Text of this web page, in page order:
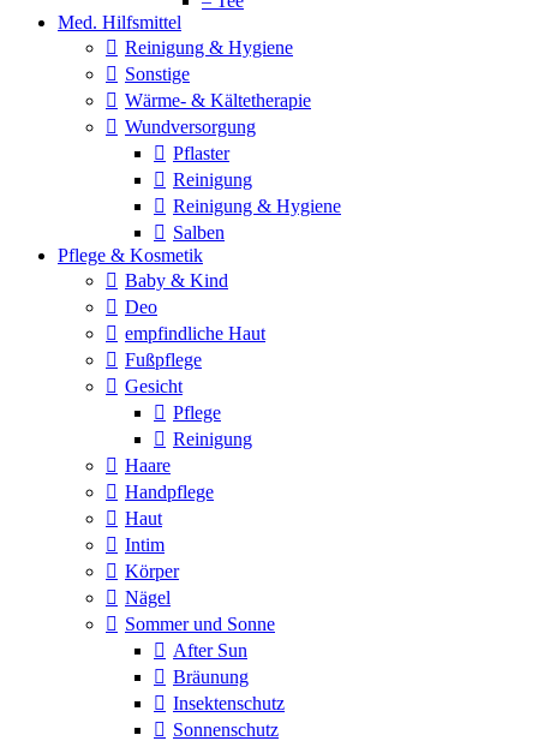
Med. Hilfsmittel
Reinigung & Hygiene
Sonstige
Wärme- & Kältetherapie
Wundversorgung
Pflaster
Reinigung
Reinigung & Hygiene
Salben
Pflege & Kosmetik
Baby & Kind
Deo
empfindliche Haut
Fußpflege
Gesicht
Pflege
Reinigung
Haare
Handpflege
Haut
Intim
Körper
Nägel
Sommer und Sonne
After Sun
Bräunung
Insektenschutz
Sonnenschutz